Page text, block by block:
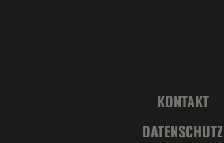
KONTAKT
DATENSCHUTZ